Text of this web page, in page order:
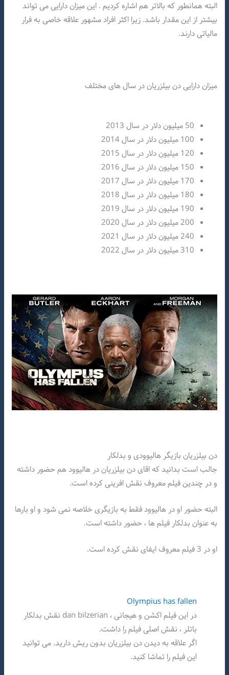
البته همانطور که بالاتر هم اشاره کردیم . این میزان دارایی می تواند
بیشتر از این مقدار باشد. زیرا اکثر افراد مشهور علاقه خاصی به فرار
مالیاتی دارند.
میزان دارایی دن بیلزریان در سال های مختلف
50 میلیون دلار در سال 2013
100 میلیون دلار در سال 2014
120 میلیون دلار در سال 2015
150 میلیون دلار در سال 2016
170 میلیون دلار در سال 2017
180 میلیون دلار در سال 2018
190 میلیون دلار در سال 2019
200 میلیون دلار در سال 2020
240 میلیون دلار در سال 2021
310 میلیون دلار در سال 2022
دن بیلزریان بازیگر هالیوودی و بدلکار
جالب است بدانید که اقای دن بیلزریان در هالیوود هم حضور داشته
و در چندین فیلم معروف نقش افرینی کرده است.
البته حضور او در هالیوود فقط به بازیگری خلاصه نمی شود و او بارها
به عنوان بدلکار فیلم ها ، حضور داشته است.
او در 3 فیلم معروف ایفای نقش کرده است.
Olympius has fallen
در این فیلم اکشن و هیجانی ، dan bilzerian نقش بدلکار
باتلر ، نقش اصلی فیلم را داشت.
اگر علاقه به دیدن دن بیلزریان بدون ریش دارید. می توانید
این فیلم را تماشا کنید.